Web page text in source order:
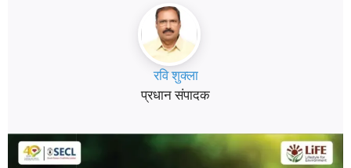
रवि शुक्ला
प्रधान संपादक